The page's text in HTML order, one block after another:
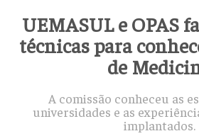
UEMASUL e OPAS
técnicas para
de
A comissão conheceu as
universidades e as
implantados.